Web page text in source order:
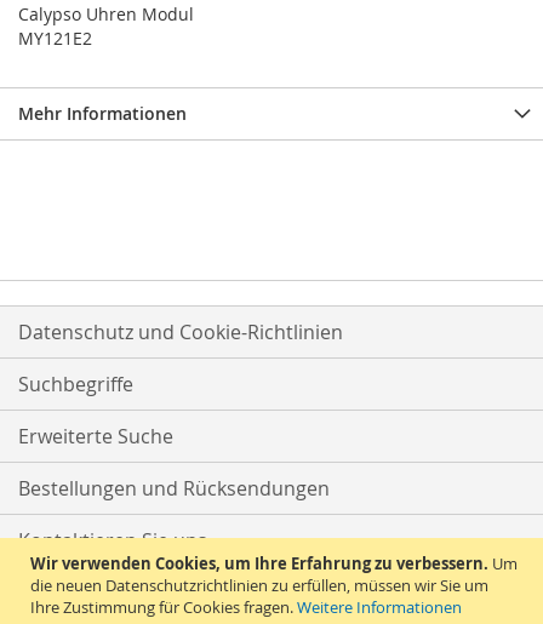
Wir verwenden Cookies, um Ihre Erfahrung zu verbessern. Um
die neuen Datenschutzrichtlinien zu erfüllen, müssen wir Sie um
Ihre Zustimmung für Cookies fragen.Weitere Informationen
Calypso Uhren Modul
MY121E2
Mehr Informationen
Datenschutz und Cookie-Richtlinien
Suchbegriffe
Erweiterte Suche
Bestellungen und Rücksendungen
Kontaktieren Sie uns